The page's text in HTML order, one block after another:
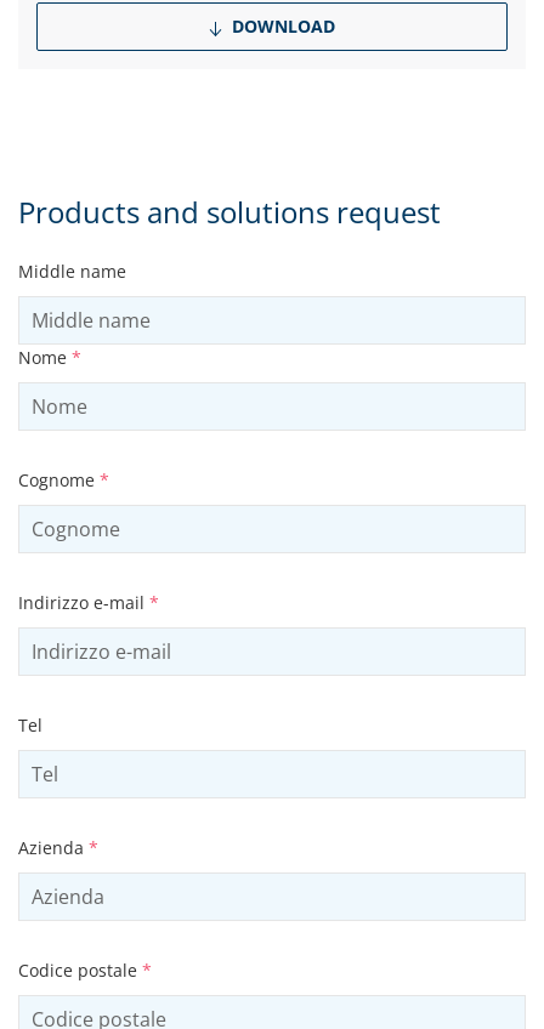
DOWNLOAD
Products and solutions request
Middle name
Nome *
Cognome *
Indirizzo e-mail *
Tel
Azienda *
Codice postale *